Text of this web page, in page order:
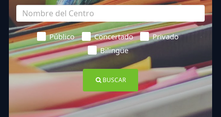
Público Concertado
Privado
Bilingüe
BUSCAR